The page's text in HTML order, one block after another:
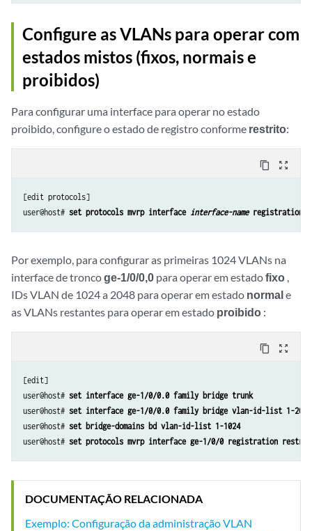
Configure as VLANs para operar com
estados mistos (fixos, normais e
proibidos)
Para configurar uma interface para operar no estado
proibido, configure o estado de registro conforme restrito:
content_copy zoom_out_map
[edit protocols]
user@host# set protocols mvrp interface interface-name registration
Por exemplo, para configurar as primeiras 1024 VLANs na
interface de troncoge-1/0/0,0 para operar em estadofixo ,
IDs VLAN de 1024 a 2048 para operar em estado normale
as VLANs restantes para operar em estado proibido :
content_copy zoom_out_map
[edit]
user@host# set interface ge-1/0/0.0 family bridge trunk
user@host# set interface ge-1/0/0.0 family bridge vlan-id-list 1-2048
user@host# set bridge-domains bd vlan-id-list 1-1024
user@host# set protocols mvrp interface ge-1/0/0 registration
DOCUMENTAÇÃO RELACIONADA
Exemplo: Configuração da administração VLAN